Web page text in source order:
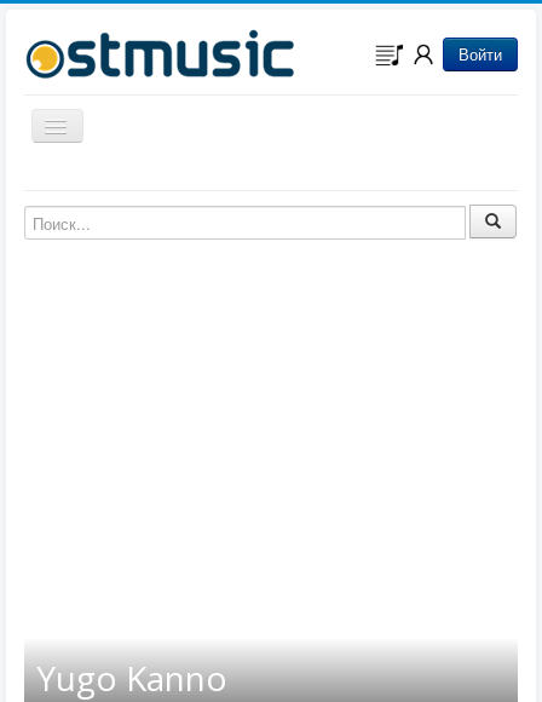
Войти
Включить/выключить навигацию
Музыка из мультфильмов
Музыка из сериалов
Yugo Kanno